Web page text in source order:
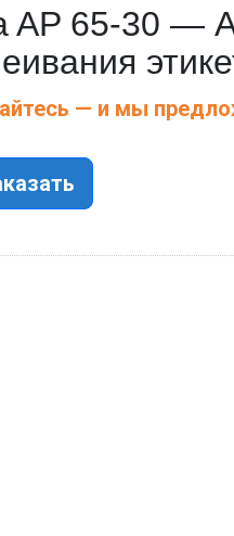
AP 65-30 —
— и мы